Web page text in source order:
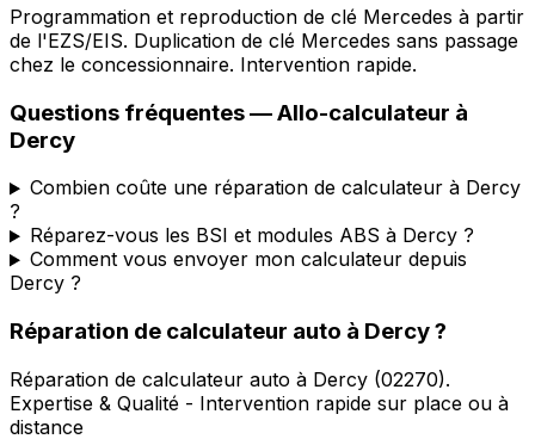
Programmation et reproduction de clé Mercedes à partir
de l'EZS/EIS. Duplication de clé Mercedes sans passage
chez le concessionnaire. Intervention rapide.
Questions fréquentes —Allo-calculateur à
Dercy
Combien coûte une réparation de calculateur à Dercy
?
Réparez-vous les BSI et modules ABS à Dercy ?
Comment vous envoyer mon calculateur depuis
Dercy ?
Réparation de calculateur auto à Dercy?
Réparation de calculateur auto à Dercy (02270).
Expertise & Qualité - Intervention rapide sur place ou à
distance